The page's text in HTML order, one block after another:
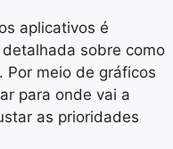
aplicativos é
sobre como
Por meio de gráficos
para onde vai a
as prioridades